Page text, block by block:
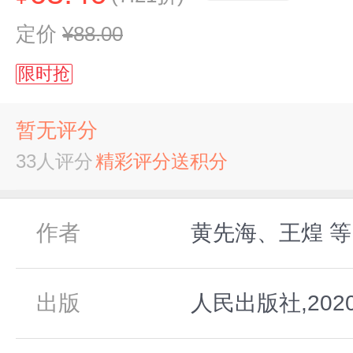
定价 ¥88.00
限时抢
暂无评分
33人评分精彩评分送积分
作者 黄先海、王煌
出版 人民出版社